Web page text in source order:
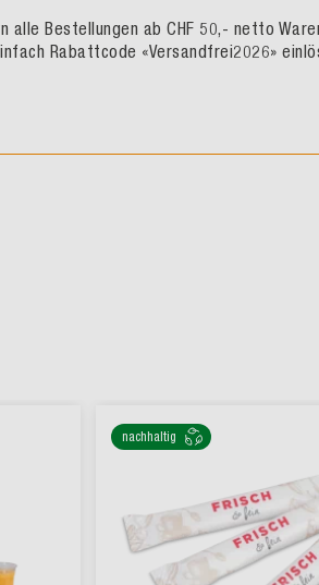
alle Bestellungen ab CHF 50,- netto
Rabattcode «Versandfrei2026»
nachhaltig